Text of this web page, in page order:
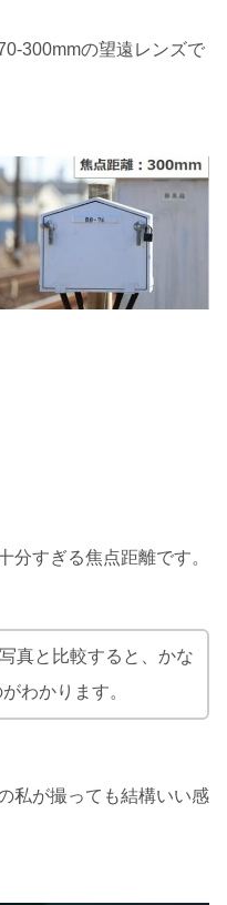
300mmの望遠レンズで
分すぎる焦点距離です。
真と比較すると、かな
わかります。
私が撮っても結構いい感